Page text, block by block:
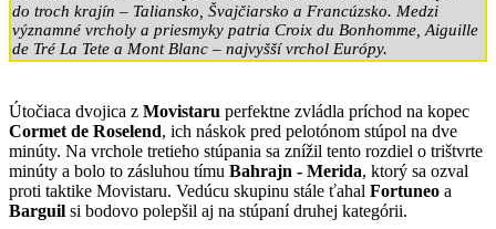
do troch krajín – Taliansko, Švajčiarsko a Francúzsko. Medzi
významné vrcholy a priesmyky patria Croix du Bonhomme, Aiguille
de Tré La Tete a Mont Blanc – najvyšší vrchol Európy.
Útočiaca dvojica z Movistaru perfektne zvládla príchod na kopec
Cormet de Roselend, ich náskok pred pelotónom stúpol na dve
minúty. Na vrchole tretieho stúpania sa znížil tento rozdiel o trištvrte
minúty a bolo to zásluhou tímu Bahrajn - Merida, ktorý sa ozval
proti taktike Movistaru. Vedúcu skupinu stále ťahal Fortuneo a
Barguil si bodovo polepšil aj na stúpaní druhej kategórii.